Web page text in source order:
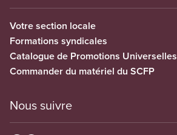
Votre section locale
Formations syndicales
Catalogue de Promotions Universelles
Commander du matériel du SCFP
Nous suivre